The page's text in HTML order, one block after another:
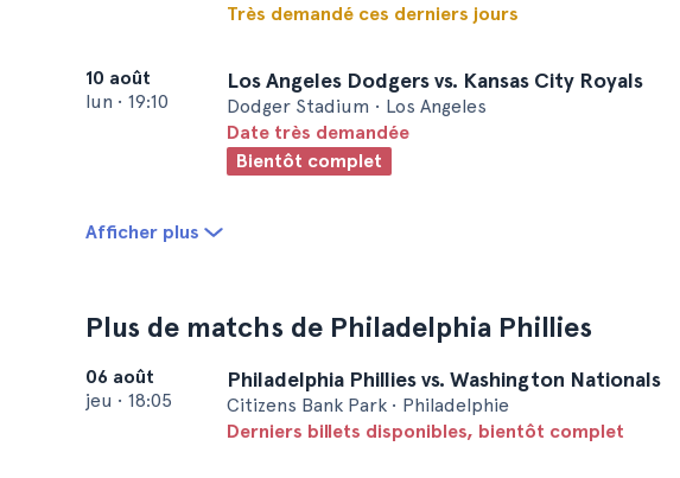
Très demandé ces derniers jours
10 août
lun • 19:10
Los Angeles Dodgers vs. Kansas City Royals
Dodger Stadium • Los Angeles
Date très demandée
Bientôt complet
Afficher plus
Plus de matchs de Philadelphia Phillies
06 août
jeu • 18:05
Philadelphia Phillies vs. Washington Nationals
Citizens Bank Park • Philadelphie
Derniers billets disponibles, bientôt complet